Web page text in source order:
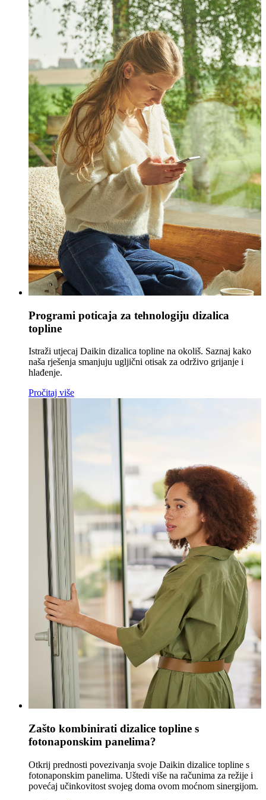
Programi poticaja za tehnologiju dizalica
topline
Istraži utjecaj Daikin dizalica topline na okoliš. Saznaj kako
naša rješenja smanjuju ugljični otisak za održivo grijanje i
hlađenje.
Pročitaj više
Zašto kombinirati dizalice topline s
fotonaponskim panelima?
Otkrij prednosti povezivanja svoje Daikin dizalice topline s
fotonaponskim panelima. Uštedi više na računima za režije i
povećaj učinkovitost svojeg doma ovom moćnom sinergijom.